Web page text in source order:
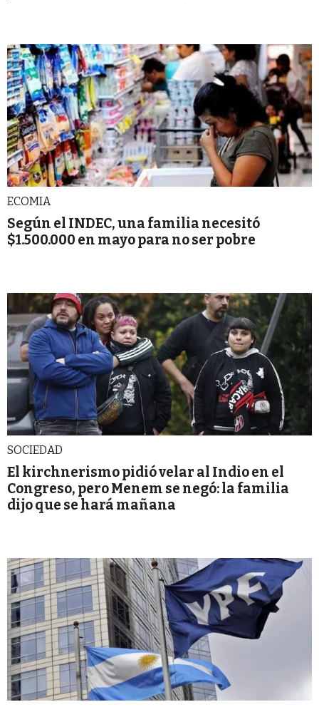
ECOMIA
Según el INDEC, una familia necesitó
$1.500.000 en mayo para no ser pobre
SOCIEDAD
El kirchnerismo pidió velar al Indio en el
Congreso, pero Menem se negó: la familia
dijo que se hará mañana